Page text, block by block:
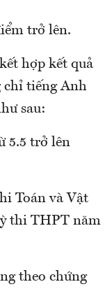
trở lên.
hợp kết quả
tiếng Anh
sau:
5.5 trở lên
Toán và Vật
thi THPT năm
theo chứng